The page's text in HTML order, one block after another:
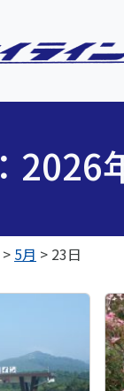
2026
> 5月 > 23日